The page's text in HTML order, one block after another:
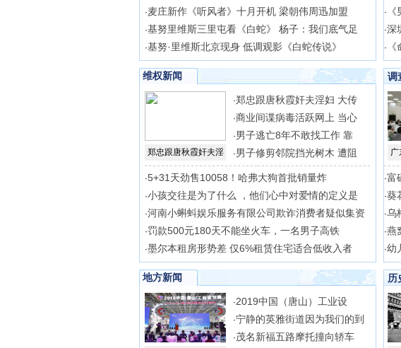
·麦庄新作《听风者》十月开机 梁朝伟周迅加盟
·基努里维斯三里屯看《白蛇》 杨子：我们底气足
·基努·里维斯北京现身 低调观影《白蛇传说》
·
·深
·
维权新闻
郑忠跟唐秋霞奸夫淫
·郑忠跟唐秋霞奸夫淫妇 大传
·商业间谍病毒活跃网上 当心
·男子逃亡8年不敢找工作 靠
·男子修剪邻院挡光树木 遭阻
·5+31天劲售10058！哈弗大狗首批销量炸
·小孩交往是为了什么 ，他们心中对爱情的定义是
·河南小蝌蚪娱乐服务有限公司欺诈消费者疑似集资
·罚款500元180天不能坐火车，一名男子高铁
·墨尔本租房形势差 仅6%租赁住宅适合低收入者
调
广
·富
·葵
·乌
·燕
·幼
地方新闻
·2019中国（唐山）工业设
·宁静的英雅街道因为我们的到
·茂名新福五路摩托撞向轿车
历